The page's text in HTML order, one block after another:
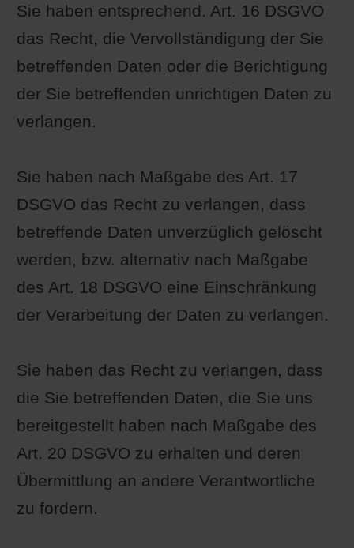
Sie haben entsprechend. Art. 16 DSGVO
das Recht, die Vervollständigung der Sie
betreffenden Daten oder die Berichtigung
der Sie betreffenden unrichtigen Daten zu
verlangen.
Sie haben nach Maßgabe des Art. 17
DSGVO das Recht zu verlangen, dass
betreffende Daten unverzüglich gelöscht
werden, bzw. alternativ nach Maßgabe
des Art. 18 DSGVO eine Einschränkung
der Verarbeitung der Daten zu verlangen.
Sie haben das Recht zu verlangen, dass
die Sie betreffenden Daten, die Sie uns
bereitgestellt haben nach Maßgabe des
Art. 20 DSGVO zu erhalten und deren
Übermittlung an andere Verantwortliche
zu fordern.